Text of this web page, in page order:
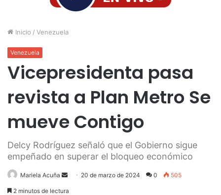
Inicio / Venezuela
Venezuela
Vicepresidenta pasa
revista a Plan Metro Se
mueve Contigo
Delcy Rodríguez señaló que el Gobierno sigue
empeñado en superar el bloqueo económico
Mariela Acuña
Send 20 de marzo de 2024 0 505
2 minutos de lectura